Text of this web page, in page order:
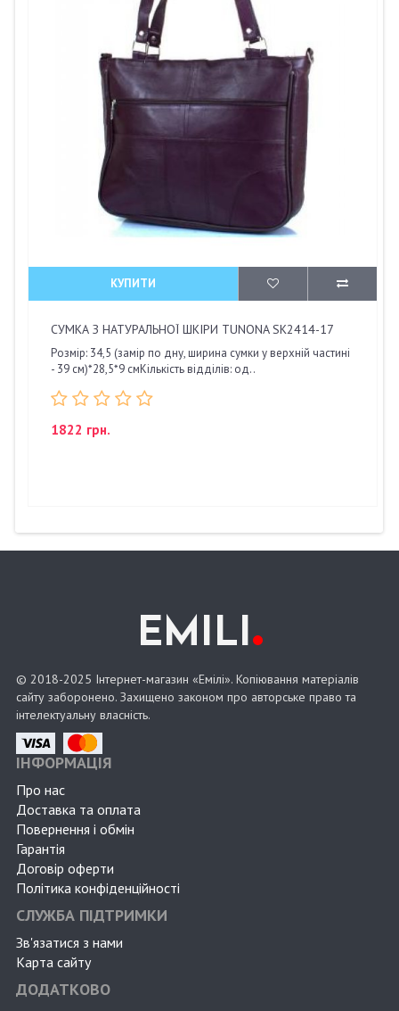
КУПИТИ
СУМКА З НАТУРАЛЬНОЇ ШКІРИ TUNONA SK2414-17
Розмір: 34,5 (замір по дну, ширина сумки у верхній частині
- 39 см)*28,5*9 смКількість відділів: од..
1822 грн.
EMILI.
© 2018-2025 Інтернет-магазин «Емілі». Копіювання матеріалів
сайту заборонено. Захищено законом про авторське право та
інтелектуальну власність.
ІНФОРМАЦІЯ
Про нас
Доставка та оплата
Повернення і обмін
Гарантія
Договір оферти
Політика конфіденційності
СЛУЖБА ПІДТРИМКИ
Зв'язатися з нами
Карта сайту
ДОДАТКОВО